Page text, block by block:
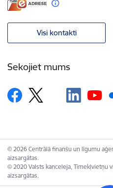
Visi kontakti
Sekojiet mums
© 2026 Centrālā finanšu un līgumu
aizsargātas.
© 2020 Valsts kanceleja, Tīmekļvietņu
aizsargātas.